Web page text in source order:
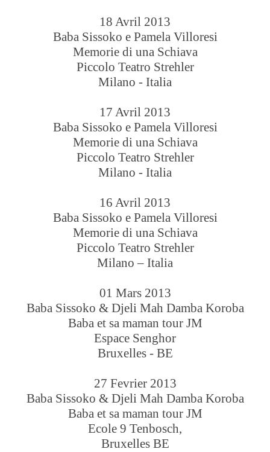
18 Avril 2013
Baba Sissoko e Pamela Villoresi
Memorie di una Schiava
Piccolo Teatro Strehler
Milano - Italia
17 Avril 2013
Baba Sissoko e Pamela Villoresi
Memorie di una Schiava
Piccolo Teatro Strehler
Milano - Italia
16 Avril 2013
Baba Sissoko e Pamela Villoresi
Memorie di una Schiava
Piccolo Teatro Strehler
Milano – Italia
01 Mars 2013
Baba Sissoko & Djeli Mah Damba Koroba
Baba et sa maman tour JM
Espace Senghor
Bruxelles - BE
27 Fevrier 2013
Baba Sissoko & Djeli Mah Damba Koroba
Baba et sa maman tour JM
Ecole 9 Tenbosch,
Bruxelles BE